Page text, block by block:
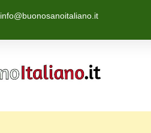
info@buonosanoitaliano.it